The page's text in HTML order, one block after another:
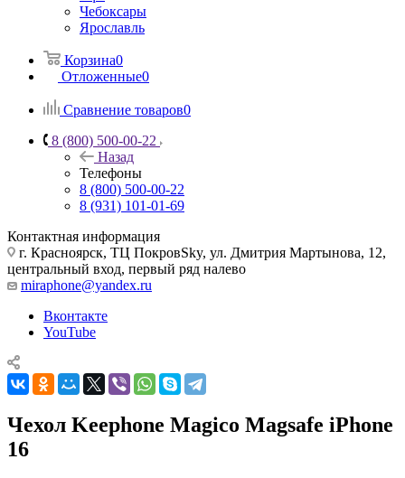
Чебоксары
Ярославль
Корзина0
Отложенные0
Сравнение товаров0
8 (800) 500-00-22
Назад
Телефоны
8 (800) 500-00-22
8 (931) 101-01-69
Контактная информация
г. Красноярск, ТЦ ПокровSky, ул. Дмитрия Мартынова, 12,
центральный вход, первый ряд налево
miraphone@yandex.ru
Вконтакте
YouTube
Чехол Keephone Magico Magsafe iPhone
16